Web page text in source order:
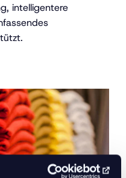
intelligentere